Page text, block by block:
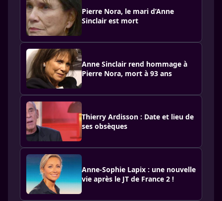
Pierre Nora, le mari d’Anne
Sinclair est mort
Anne Sinclair rend hommage à
Pierre Nora, mort à 93 ans
Thierry Ardisson : Date et lieu de
ses obsèques
Anne-Sophie Lapix : une nouvelle
vie après le JT de France 2 !